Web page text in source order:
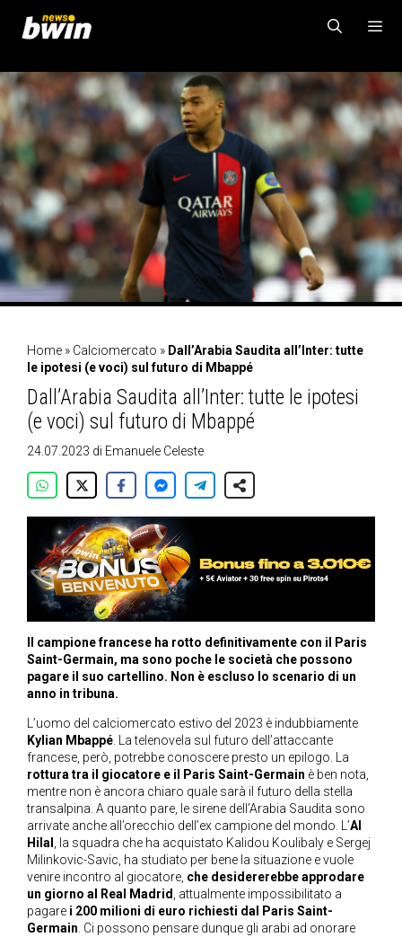
contenuto
MENU
Home » Calciomercato » Dall’Arabia Saudita all’Inter: tutte
le ipotesi (e voci) sul futuro di Mbappé
Dall’Arabia Saudita all’Inter: tutte le ipotesi
(e voci) sul futuro di Mbappé
24.07.2023 di Emanuele Celeste
Il campione francese ha rotto definitivamente con il Paris
Saint-Germain, ma sono poche le società che possono
pagare il suo cartellino. Non è escluso lo scenario di un
anno in tribuna.
L’uomo del calciomercato estivo del 2023 è indubbiamente
Kylian Mbappé. La telenovela sul futuro dell’attaccante
francese, però, potrebbe conoscere presto un epilogo. La
rottura tra il giocatore e il Paris Saint-Germain è ben nota,
mentre non è ancora chiaro quale sarà il futuro della stella
transalpina. A quanto pare, le sirene dell’Arabia Saudita sono
arrivate anche all’orecchio dell’ex campione del mondo. L’Al
Hilal , la squadra che ha acquistato Kalidou Koulibaly e Sergej
Milinkovic-Savic, ha studiato per bene la situazione e vuole
venire incontro al giocatore, che desidererebbe approdare
un giorno al Real Madrid, attualmente impossibilitato a
pagare i 200 milioni di euro richiesti dal Paris Saint-
Germain. Ci possono pensare dunque gli arabi ad onorare